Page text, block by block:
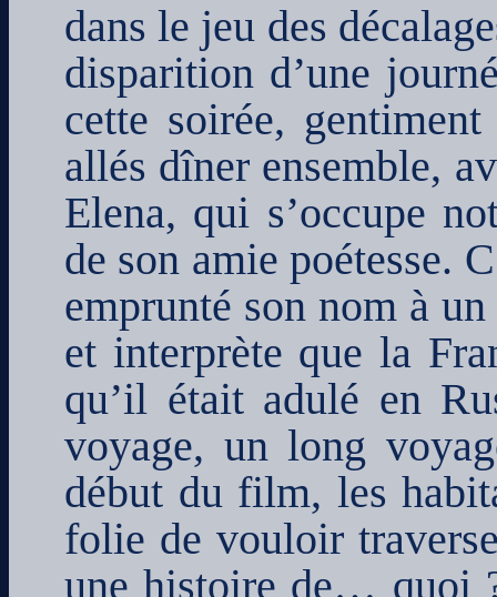
dans le jeu des
disparition d’une
cette soirée,
allés dîner ensemble,
Elena, qui s’occupe
de son amie poétesse.
emprunté son nom à
et interprète que la
qu’il était adulé en
voyage, un long
début du film, les
folie de vouloir
une histoire de… quoi